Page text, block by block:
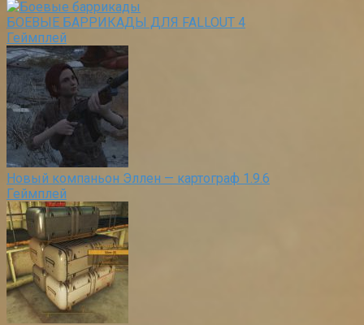
БОЕВЫЕ БАРРИКАДЫ ДЛЯ FALLOUT 4
Геймплей
Новый компаньон Эллен — картограф 1.9.6
Геймплей